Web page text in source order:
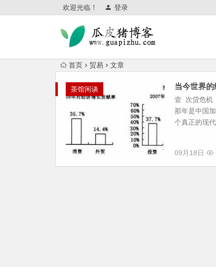
欢迎光临！ 登录
首页 贸易 文章
茶馆闲谈 当今世界
壹 次贷危机
那年是中国
个真正的现代
09月18日